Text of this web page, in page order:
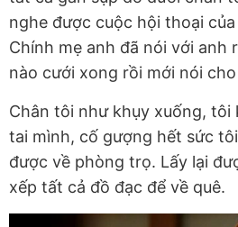
nghe được cuộc hội thoại của
Chính mẹ anh đã nói với anh
nào cưới xong rồi mới nói
Chân tôi như khụy xuống, tôi
tai mình, cố gượng hết sức
được về phòng trọ. Lấy lại
xếp tất cả đồ đạc để về quê.